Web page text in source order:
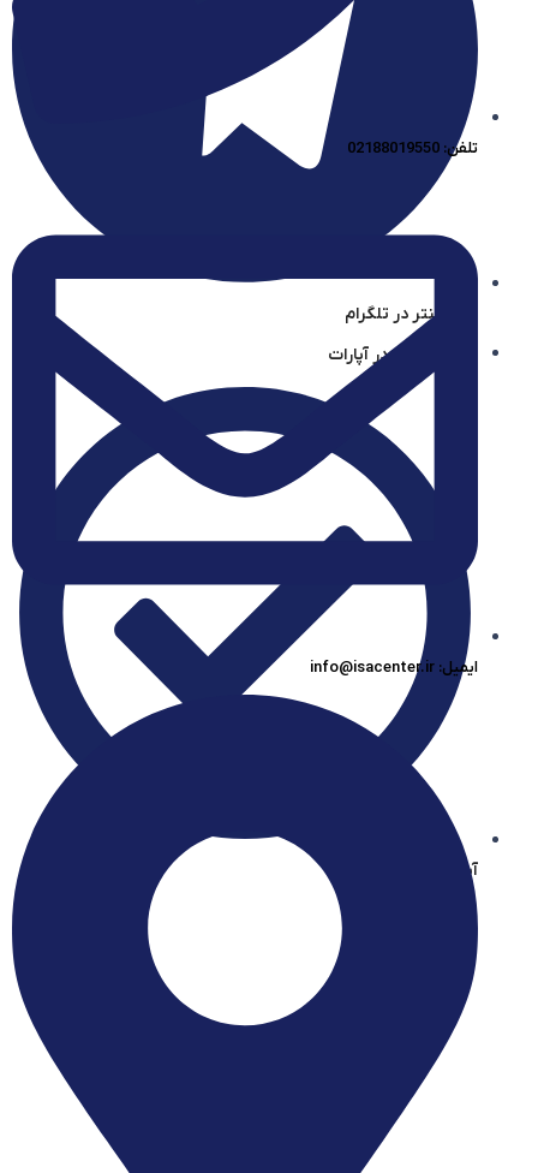
آیساسنتر در تلگرام
آیساسنتر در آپارات
آیساسنتر در بله
تلفن: 02188019550
ایمیل: info@isacenter.ir